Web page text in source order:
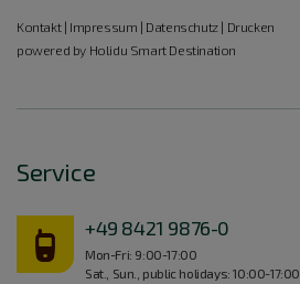
Kontakt| Impressum | Datenschutz| Drucken
powered by Holidu Smart Destination
Service
+49 8421 9876-0
Mon-Fri: 9:00-17:00
Sat., Sun., public holidays: 10:00-17:00